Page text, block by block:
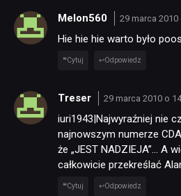
DYSKUSJE
JUŻ
SKLEP
Melon560 29 marca 2010
Hie hie hie warto było
Cytuj Odpowiedz
Treser 29 marca 2010 o
iuri1943|Najwyraźniej nie
najnowszym numerze
że „JEST NADZIEJA”… A
całkowicie przekreślać
Cytuj Odpowiedz